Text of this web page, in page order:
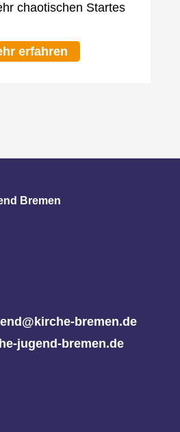
chaotischen Startes
erfahren
Bremen
bremen.de
jugend-bremen.de